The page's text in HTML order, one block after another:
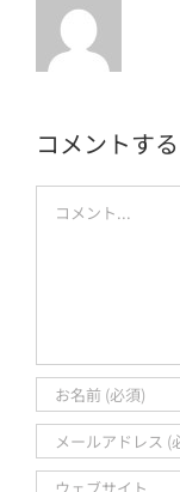
コメントする